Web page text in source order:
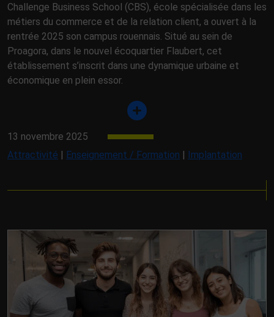
Challenge Business School (CBS), école spécialisée dans les
métiers du commerce et de la relation client, a ouvert à la
rentrée 2025 son campus rouennais. Situé au sein de
Proagora, dans le nouvel écoquartier Flaubert, cet
établissement s’inscrit dans une dynamique urbaine et
économique en plein essor.
13 novembre 2025
Attractivité | Enseignement / Formation | Implantation